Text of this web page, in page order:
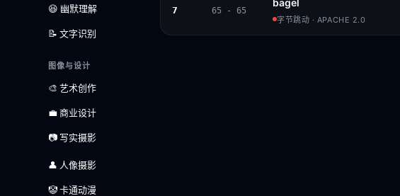
😆 幽默理解
📝 文字识别
图像与设计
🎨 艺术创作
💼 商业设计
📷 写实摄影
👤 人像摄影
🤡 卡通动漫
7 65 - 65
bagel
字节跳动 · APACHE 2.0